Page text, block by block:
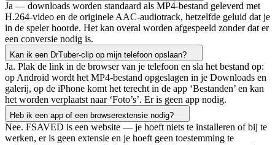
Ja — downloads worden standaard als MP4-bestand geleverd met
H.264-video en de originele AAC-audiotrack, hetzelfde geluid dat je
in de speler hoorde. Het kan overal worden afgespeeld zonder dat er
een conversie nodig is.
Kan ik een DrTuber-clip op mijn telefoon opslaan?
Ja. Plak de link in de browser van je telefoon en sla het bestand op:
op Android wordt het MP4-bestand opgeslagen in je Downloads en
galerij, op de iPhone komt het terecht in de app ‘Bestanden’ en kan
het worden verplaatst naar ‘Foto’s’. Er is geen app nodig.
Heb ik een app of een browserextensie nodig?
Nee. FSAVED is een website — je hoeft niets te installeren of bij te
werken, er is geen extensie en je hoeft geen toestemming te